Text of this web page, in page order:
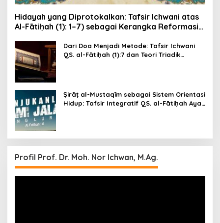
Hidayah yang Diprotokalkan: Tafsir Ichwani atas
Al-Fātiḥah (1): 1–7) sebagai Kerangka Reformasi
Dari Doa Menjadi Metode: Tafsir Ichwani
QS. al-Fātiḥah (1):7 dan Teori Triadik
Ṣirāṭ al-Mustaqīm sebagai Sistem Orientasi
Hidup: Tafsir Integratif QS. al-Fātiḥah Ayat
Profil Prof. Dr. Moh. Nor Ichwan, M.Ag.